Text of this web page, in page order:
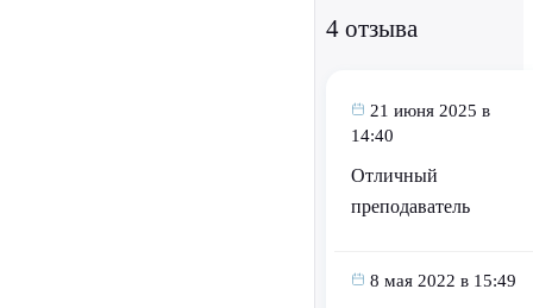
4 отзыва
21 июня 2025 в
14:40
Отличный
преподаватель
8 мая 2022 в 15:49